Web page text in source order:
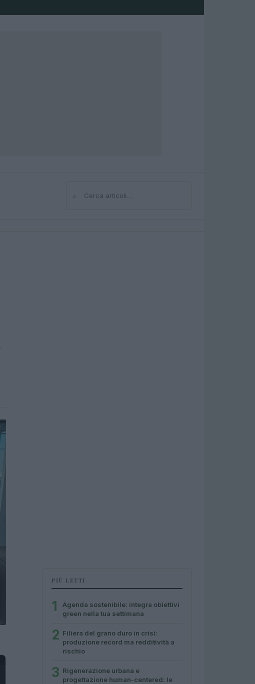
⌕Cerca
PIÙ LETTI
1
Agenda sostenibile: integra obiettivi
green nella tua settimana
2 Filiera del grano duro in crisi:
produzione record ma redditività a
rischio
3 Rigenerazione urbana e
progettazione human-centered: le